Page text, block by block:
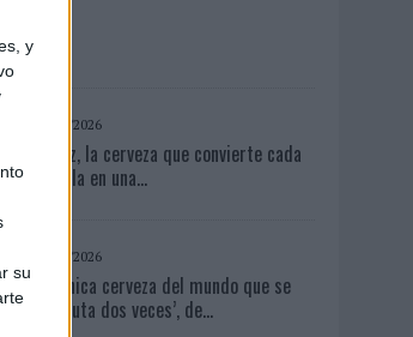
y
su
04/08/2026
Capaz, la cerveza que convierte cada
botella en una...
04/08/2026
‘La única cerveza del mundo que se
disfruta dos veces’, de...